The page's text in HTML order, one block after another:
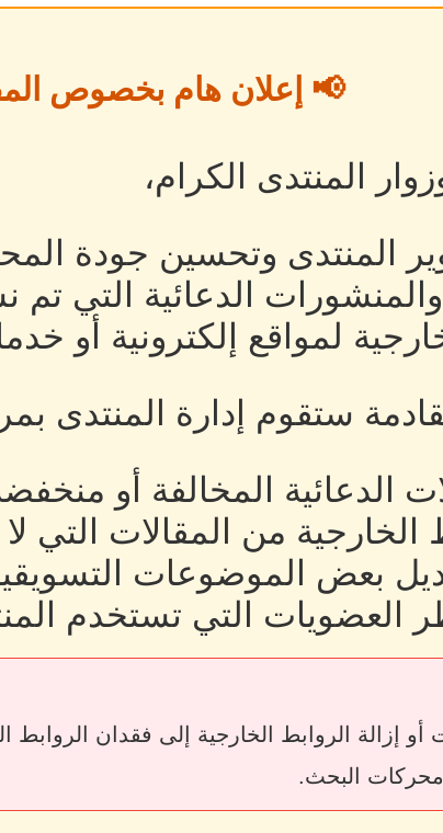
📢 إعلان هام بخصوص
المنتدى الكرام،
المنتدى وتحسين جودة
الدعائية التي
لمواقع إلكترونية أو
ستقوم إدارة المنتدى
الدعائية المخالفة أو
الخارجية من المقالات
بعض الموضوعات
العضويات التي تستخدم
البحث.